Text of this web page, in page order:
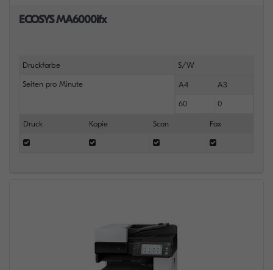
ECOSYS MA6000ifx
Druckfarbe S/W
Seiten pro Minute A4 A3
60 0
Druck Kopie Scan Fax